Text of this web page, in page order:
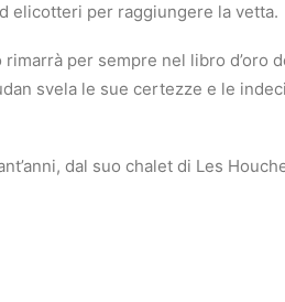
elicotteri per raggiungere la vetta.
per sempre nel libro d’oro
svela le sue certezze e le
dal suo chalet di Les